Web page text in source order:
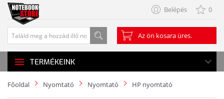
Belépés 0
Az ön kosara üres.
TERMÉKEINK
Főoldal Nyomtató Nyomtató HP nyomtató